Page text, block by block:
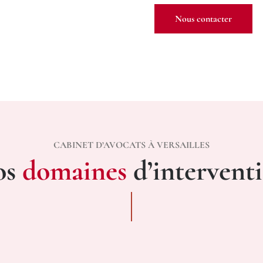
Nous contacter
CABINET D’AVOCATS À VERSAILLES
domaines